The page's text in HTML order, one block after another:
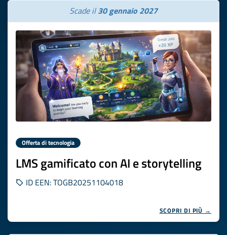
Scade il30 gennaio 2027
Offerta di tecnologia
LMS gamificato con AI e storytelling
ID EEN: TOGB20251104018
SCOPRI DI PIÙ →